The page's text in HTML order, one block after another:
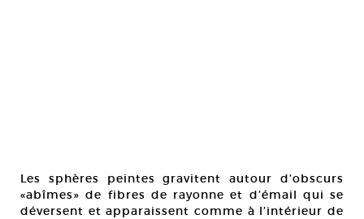
Les sphères peintes gravitent autour d’obscurs
«abîmes» de fibres de rayonne et d’émail qui se
déversent et apparaissent comme à l’intérieur de